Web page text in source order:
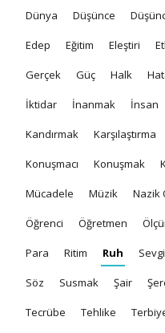
Dünya Düşünce
Edep Eğitim Eleştiri
Gerçek Güç Halk
İktidar İnanmak İnsan
Kandırmak Karşılaştırma
Konuşmacı Konuşmak
Mücadele Müzik Nazik
Öğrenci Öğretmen
Para Ritim Ruh Sevgi
Söz Susmak Şair
Tecrübe Tehlike